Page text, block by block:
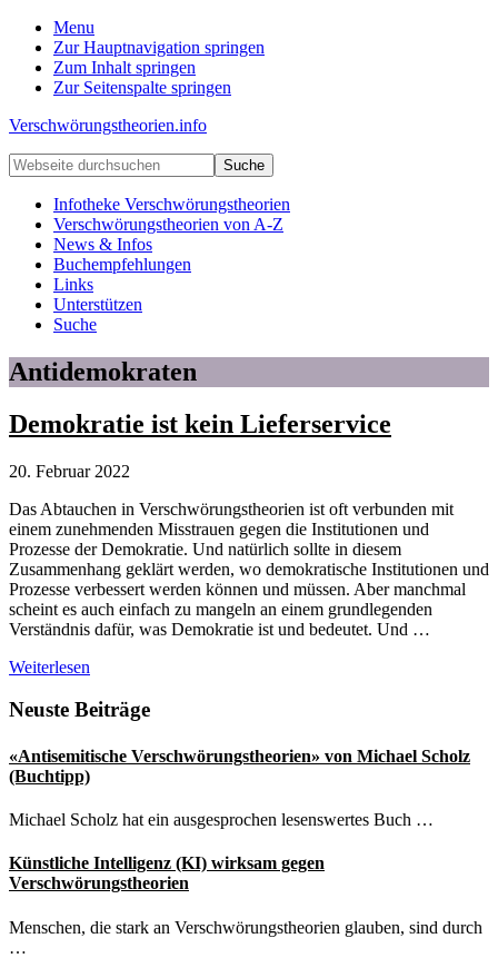
Menu
Zur Hauptnavigation springen
Zum Inhalt springen
Zur Seitenspalte springen
Verschwörungstheorien.info
Beiträge
zu
Merkmalen,
Funktionen
Risiken
konspirationistischen
Denkens
Webseite
durchsuchen
Infotheke Verschwörungstheorien
Verschwörungstheorien von A-Z
News & Infos
Buchempfehlungen
Links
Unterstützen
Suche
Antidemokraten
Demokratie ist kein Lieferservice
20. Februar 2022
Das Abtauchen in Verschwörungstheorien ist oft verbunden mit
einem zunehmenden Misstrauen gegen die Institutionen und
Prozesse der Demokratie. Und natürlich sollte in diesem
Zusammenhang geklärt werden, wo demokratische Institutionen und
Prozesse verbessert werden können und müssen. Aber manchmal
scheint es auch einfach zu mangeln an einem grundlegenden
Verständnis dafür, was Demokratie ist und bedeutet. Und …
Demokratie
kein
Weiterlesen
Seitenspalte
Neuste Beiträge
«Antisemitische Verschwörungstheorien» von Michael Scholz
(Buchtipp)
Michael Scholz hat ein ausgesprochen lesenswertes Buch …
Künstliche Intelligenz (KI) wirksam gegen
Verschwörungstheorien
Menschen, die stark an Verschwörungstheorien glauben, sind durch
…